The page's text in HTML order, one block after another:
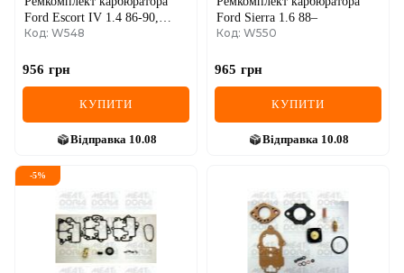
Ford Escort IV 1.4 86-90,
Fiesta III, Orion III 1.1/1.4 89-
Код: W548
956 грн
КУПИТИ
Відправка 10.08
Ford Sierra 1.6 88–
Код: W550
965 грн
КУПИТИ
Відправка 10.08
-5%